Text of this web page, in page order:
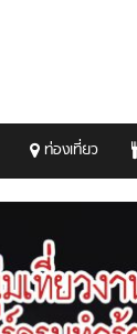
ท่องเที่ยว